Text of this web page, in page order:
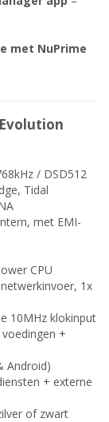
met NuPrime
/ DSD512
Tidal
met EMI-
CPU
1x
10MHz klokinput
+
Android)
+ externe
of zwart